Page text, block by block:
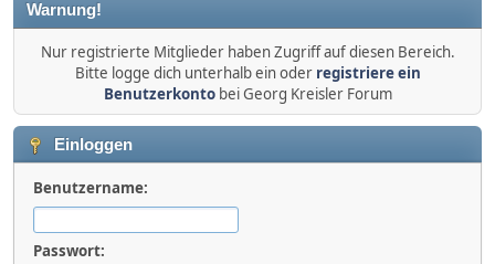
Warnung!
Nur registrierte Mitglieder haben Zugriff auf diesen Bereich.
Bitte logge dich unterhalb ein oder registriere ein
Benutzerkontobei Georg Kreisler Forum
Einloggen
Benutzername:
Passwort: